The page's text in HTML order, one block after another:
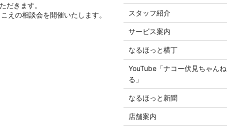
だきます。
えの相談会を開催いたします。
スタッフ紹介
サービス案内
なるほっと横丁
YouTube「ナコー伏見ちゃんね
る」
なるほっと新聞
店舗案内